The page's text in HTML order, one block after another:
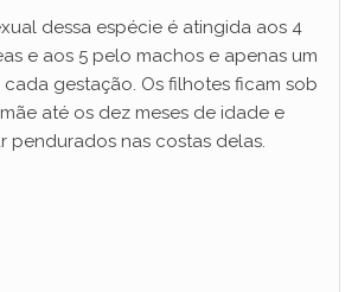
d
e
dessa espécie é atingida aos 4
e aos 5 pelo machos e apenas um
gestação. Os filhotes ficam sob
até os dez meses de idade e
pendurados nas costas delas.